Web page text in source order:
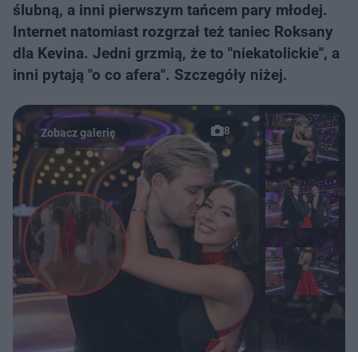
ślubną, a inni pierwszym tańcem pary młodej.
Internet natomiast rozgrzał też taniec Roksany
dla Kevina. Jedni grzmią, że to "niekatolickie", a
inni pytają "o co afera". Szczegóły niżej.
8